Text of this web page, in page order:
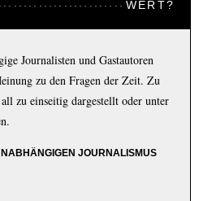
WERT?
Journalisten und Gastautoren
zu den Fragen der Zeit. Zu
zu einseitig dargestellt oder unter
JOURNALISMUS